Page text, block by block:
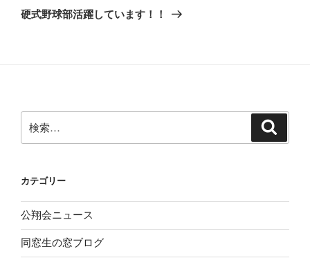
ゲ
の
硬式野球部活躍しています！！
索:
カテゴリー
公翔会ニュース
同窓生の窓ブログ